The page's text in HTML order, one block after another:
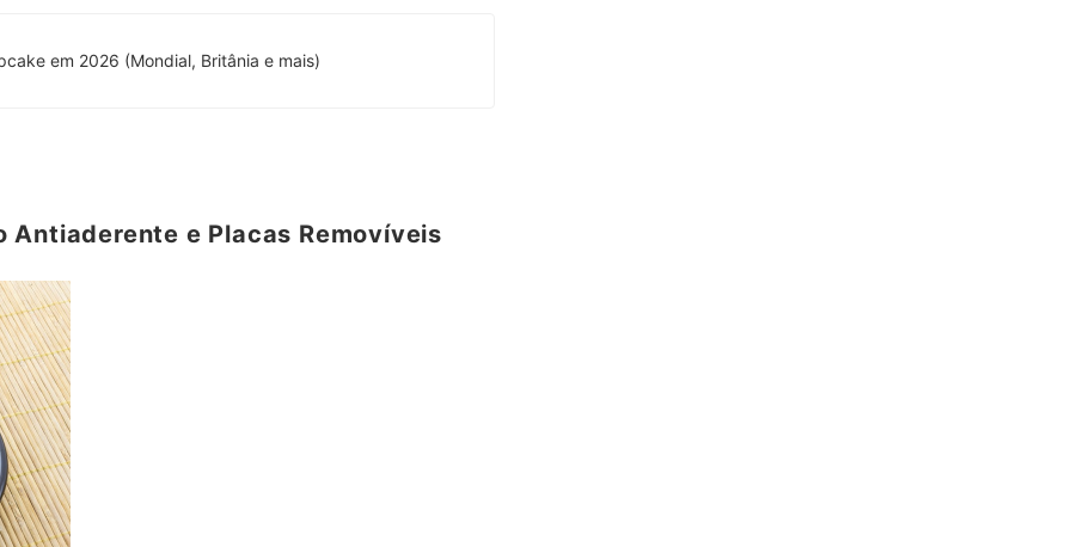
em 2026 (Mondial, Britânia e mais)
Antiaderente e Placas Removíveis